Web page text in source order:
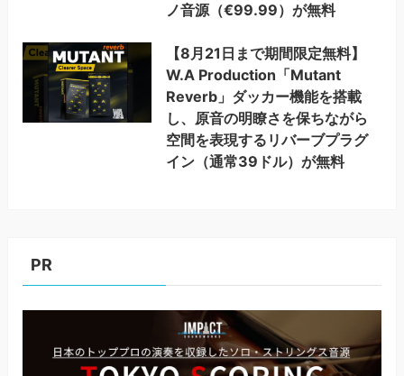
ノ音源（€99.99）が無料
【8月21日まで期間限定無料】
W.A Production「Mutant
Reverb」ダッカー機能を搭載
し、原音の明瞭さを保ちながら
空間を表現するリバーブプラグ
イン（通常39ドル）が無料
PR